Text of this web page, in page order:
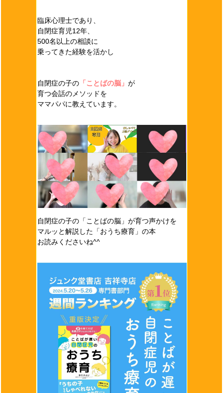
臨床心理士であり、
自閉症育児12年、
500名以上の相談に
乗ってきた経験を活かし
自閉症の子の「ことばの脳」 が
育つ会話のメソッドを
ママパパに教えています。
自閉症の子の「ことばの脳」が育つ声かけを
マルッと解説した「おうち療育」の本
お読みくださいね^^